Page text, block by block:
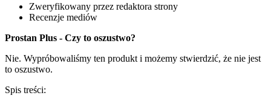
Zweryfikowany przez redaktora strony
Recenzje mediów
Prostan Plus - Czy to oszustwo?
Nie. Wypróbowaliśmy ten produkt i możemy stwierdzić, że nie jest
to oszustwo.
Spis treści: